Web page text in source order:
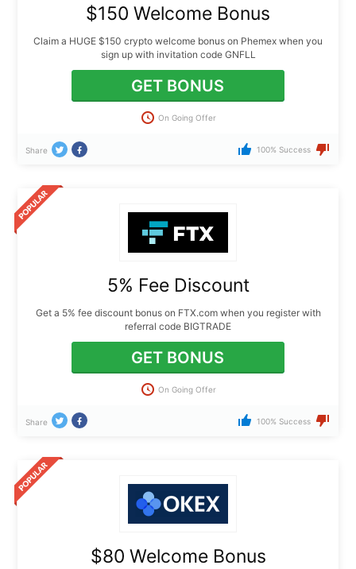
$150 Welcome Bonus
Claim a HUGE $150 crypto welcome bonus on Phemex when you
sign up with invitation code GNFLL
GET BONUS
On Going Offer
Share 100% Success
5% Fee Discount
Get a 5% fee discount bonus on FTX.com when you register with
referral code BIGTRADE
GET BONUS
On Going Offer
Share 100% Success
$80 Welcome Bonus